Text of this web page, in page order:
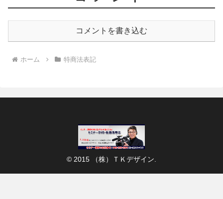
コメントを書き込む
ホーム 特商法表記
© 2015 （株）ＴＫデザイン.